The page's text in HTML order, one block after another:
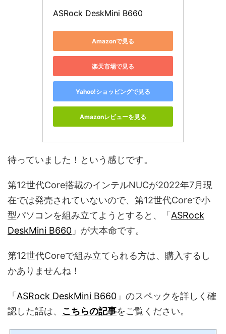
ASRock DeskMini B660
Amazonで見る
楽天市場で見る
Yahoo!ショッピングで見る
Amazonレビューを見る
待っていました！という感じです。
第12世代Core搭載のインテルNUCが2022年7月現
在では発売されていないので、第12世代Coreで小
型パソコンを組み立てようとすると、「 ASRock
DeskMini B660 」が大本命です。
第12世代Coreで組み立てられる方は、購入するし
かありませんね！
「 ASRock DeskMini B660 」のスペックを詳しく確
認した話は、 こちらの記事をご覧ください。